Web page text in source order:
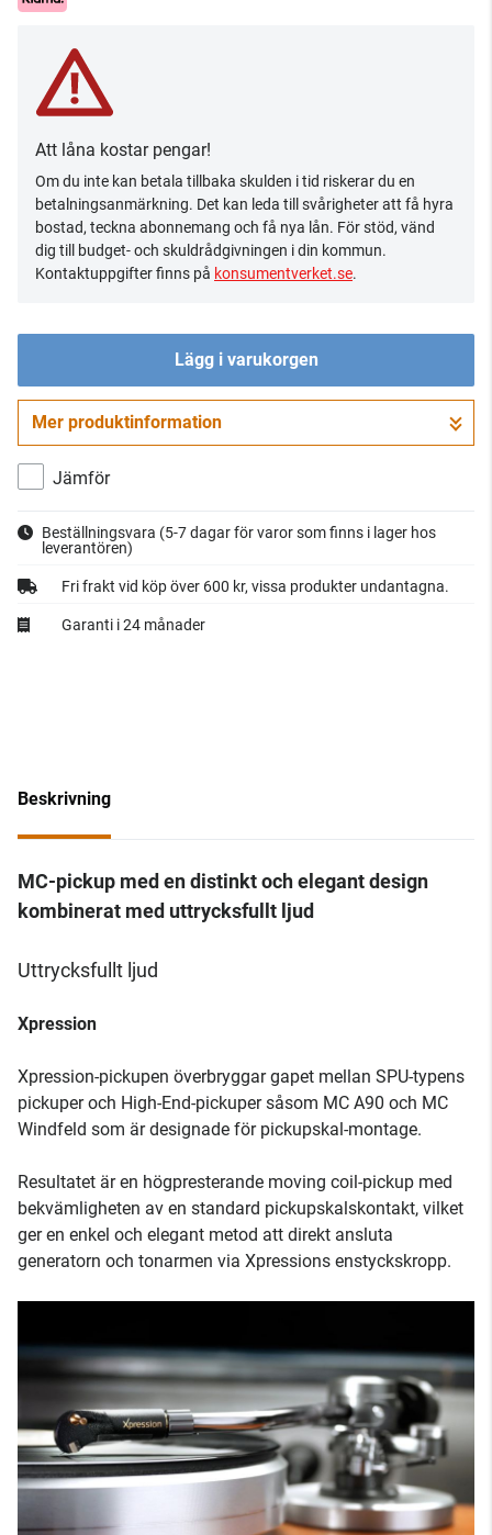
Att låna kostar pengar!
Om du inte kan betala tillbaka skulden i tid riskerar du en
betalningsanmärkning. Det kan leda till svårigheter att få hyra
bostad, teckna abonnemang och få nya lån. För stöd, vänd
dig till budget- och skuldrådgivningen i din kommun.
Kontaktuppgifter finns på konsumentverket.se.
Lägg i varukorgen
Gå till kassan
Mer produktinformation
Jämför
Beställningsvara (5-7 dagar för varor som finns i lager hos
leverantören)
Fri frakt vid köp över 600 kr, vissa produkter undantagna.
Garanti i 24 månader
Beskrivning
MC-pickup med en distinkt och elegant design
kombinerat med uttrycksfullt ljud
Uttrycksfullt ljud
Xpression
Xpression-pickupen överbryggar gapet mellan SPU-typens
pickuper och High-End-pickuper såsom MC A90 och MC
Windfeld som är designade för pickupskal-montage.
Resultatet är en högpresterande moving coil-pickup med
bekvämligheten av en standard pickupskalskontakt, vilket
ger en enkel och elegant metod att direkt ansluta
generatorn och tonarmen via Xpressions enstyckskropp.